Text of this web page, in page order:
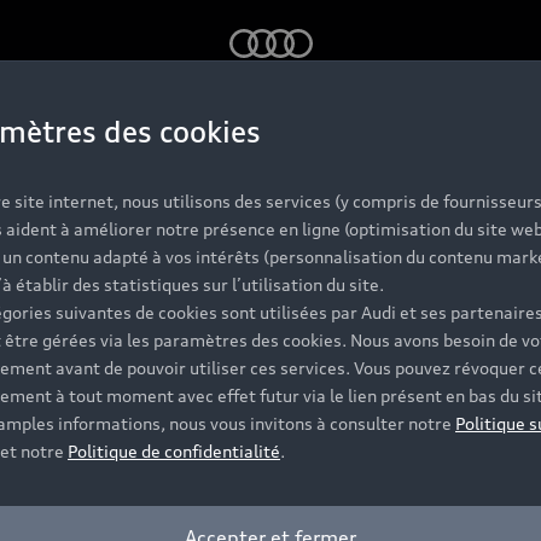
Audi
currently not available
site is currently offline due to maintenance activities.
check this site again later.
actuellement indisponible
site est actuellement hors ligne en raison d'activités de
consulter à nouveau ce site plus tard.
vorübergehend nicht erreichbar
von Wartungsarbeiten ist diese Seite leider
des cookies
site internet, nous utilisons des services (y compris de
aident à améliorer notre présence en ligne (optimisation du site
contenu adapté à vos intérêts (personnalisation du contenu
établir des statistiques sur l’utilisation du site.
suivantes de cookies sont utilisées par Audi et ses
être gérées via les paramètres des cookies. Nous avons besoin de
avant de pouvoir utiliser ces services. Vous pouvez révoquer
à tout moment avec effet futur via le lien présent en bas du
informations, nous vous invitons à consulter notre Politique
et notre Politique de confidentialité.